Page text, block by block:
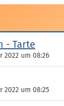
- Tarte
2022 um 08:26
2022 um 08:25